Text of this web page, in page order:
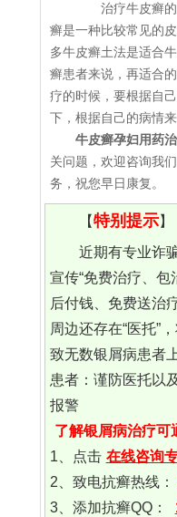
治疗牛皮癣的
癣是一种比较常见的
多牛皮癣土法是适合
癣患者来说，再适合
疗的时候，要根据自
下，根据自己的病情来
牛皮癣孕妇用药
关问题，欢迎咨询我
务，祝您早日康复。
【特别提示】
近期有专业诈
宣传“免费治疗、
后付钱、免费送治
周边还存在“医托”
致无数银屑病患者
患者：谨防医托以
报警
了解银屑病治疗可
1、点击 在线咨询
2、致电抗癣热线：
3、添加抗癣QQ：